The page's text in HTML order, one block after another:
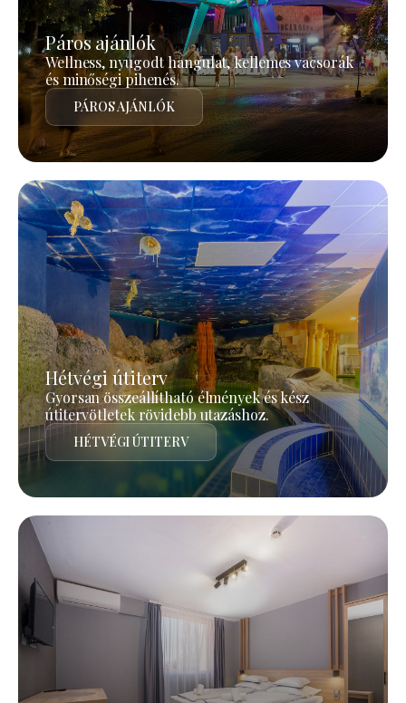
Páros ajánlók
Wellness, nyugodt hangulat, kellemes vacsorák
és minőségi pihenés.
PÁROS AJÁNLÓK
Hétvégi útiterv
Gyorsan összeállítható élmények és kész
útitervötletek rövidebb utazáshoz.
HÉTVÉGI ÚTITERV